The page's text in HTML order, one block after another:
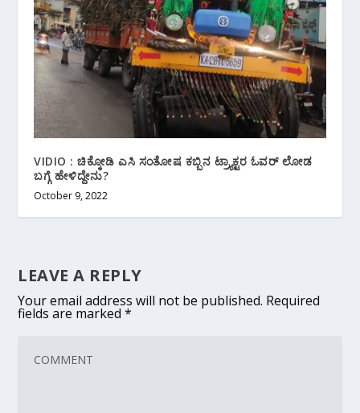
VIDIO : ಚಿಕ್ಕೋಡಿ ಎಸಿ‌ ಸಂತೋಷ ಕಬ್ಬಿನ ಟ್ರ್ಯಾಕ್ಟರ ಓವರ್ ಲೋಡ
ಬಗ್ಗೆ ಹೇಳಿದ್ದೇನು?
October 9, 2022
LEAVE A REPLY
Your email address will not be published. Required
fields are marked*